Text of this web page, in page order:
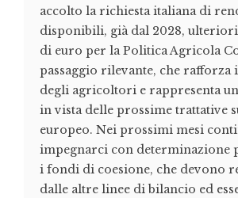
accolto la richiesta italiana di
disponibili, già dal 2028,
di euro per la Politica Agricola
passaggio rilevante, che rafforza
degli agricoltori e rappresenta
in vista delle prossime trattative
europeo. Nei prossimi mesi
impegnarci con determinazione
i fondi di coesione, che devono
dalle altre linee di bilancio ed